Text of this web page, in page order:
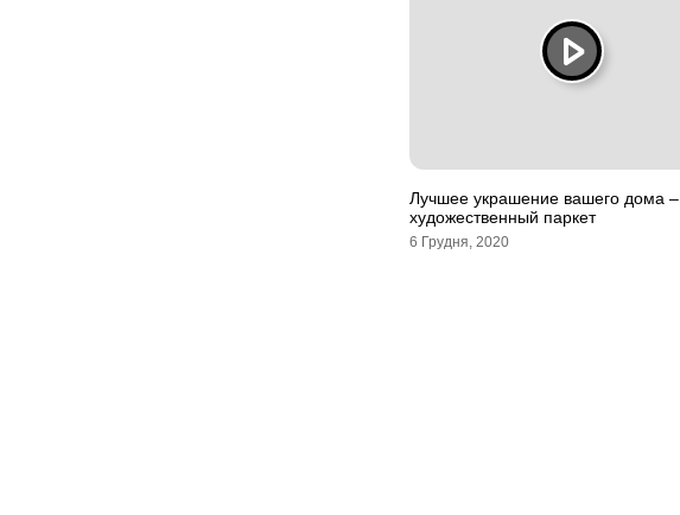
Лучшее украшение вашего дома –
художественный паркет
6 Грудня, 2020